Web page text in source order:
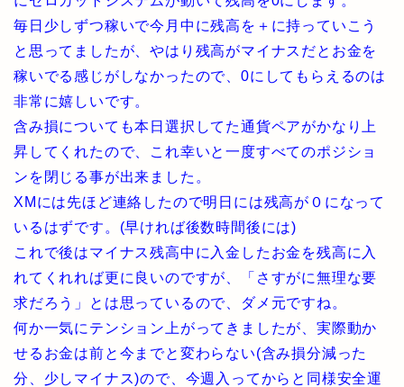
毎日少しずつ稼いで今月中に残高を＋に持っていこう
と思ってましたが、やはり残高がマイナスだとお金を
稼いでる感じがしなかったので、0にしてもらえるのは
非常に嬉しいです。
含み損についても本日選択してた通貨ペアがかなり上
昇してくれたので、これ幸いと一度すべてのポジショ
ンを閉じる事が出来ました。
XMには先ほど連絡したので明日には残高が０になって
いるはずです。(早ければ後数時間後には)
これで後はマイナス残高中に入金したお金を残高に入
れてくれれば更に良いのですが、「さすがに無理な要
求だろう」とは思っているので、ダメ元ですね。
何か一気にテンション上がってきましたが、実際動か
せるお金は前と今までと変わらない(含み損分減った
分、少しマイナス)ので、今週入ってからと同様安全運